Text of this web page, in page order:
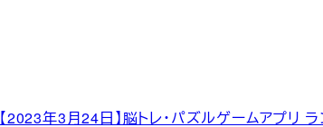
【2023年3月24日】脳トレ・パズルゲームアプリ